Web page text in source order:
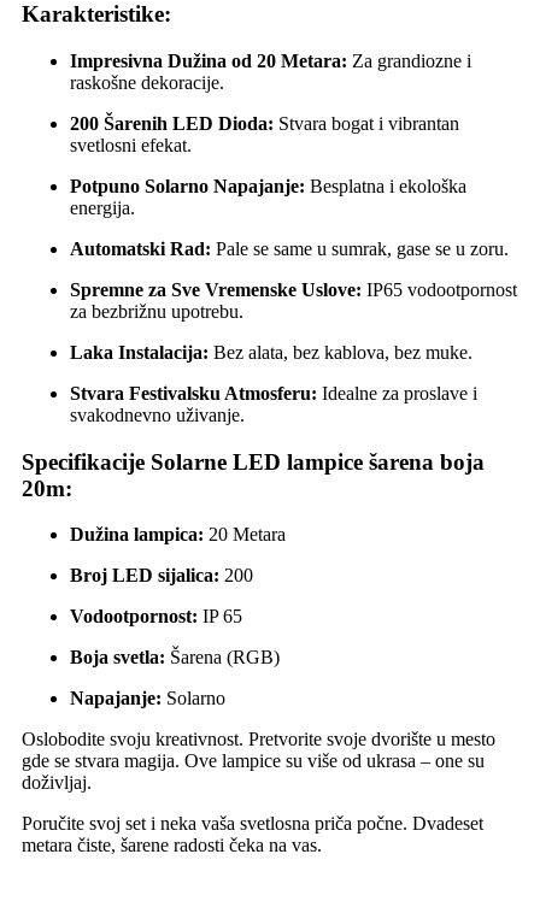
Karakteristike:
Impresivna Dužina od 20 Metara: Za grandiozne i
raskošne dekoracije.
200 Šarenih LED Dioda: Stvara bogat i vibrantan
svetlosni efekat.
Potpuno Solarno Napajanje: Besplatna i ekološka
energija.
Automatski Rad: Pale se same u sumrak, gase se u zoru.
Spremne za Sve Vremenske Uslove: IP65 vodootpornost
za bezbrižnu upotrebu.
Laka Instalacija: Bez alata, bez kablova, bez muke.
Stvara Festivalsku Atmosferu: Idealne za proslave i
svakodnevno uživanje.
Specifikacije Solarne LED lampice šarena boja
20m:
Dužina lampica: 20 Metara
Broj LED sijalica: 200
Vodootpornost: IP 65
Boja svetla: Šarena (RGB)
Napajanje: Solarno
Oslobodite svoju kreativnost. Pretvorite svoje dvorište u mesto
gde se stvara magija. Ove lampice su više od ukrasa – one su
doživljaj.
Poručite svoj set i neka vaša svetlosna priča počne. Dvadeset
metara čiste, šarene radosti čeka na vas.